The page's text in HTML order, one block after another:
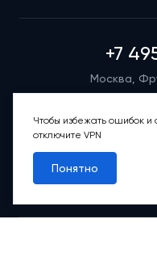
+7
Москва,
Пн-
Чтобы избежать ошибок и
отключите VPN
Понятно